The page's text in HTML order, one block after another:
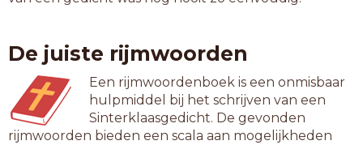
trafiek
uitziek
verziek
zeeziek
De juiste rijmwoorden
Een rijmwoordenboek is een onmisbaar
hulpmiddel bij het schrijven van een
Sinterklaasgedicht. De gevonden
rijmwoorden bieden een scala aan mogelijkheden